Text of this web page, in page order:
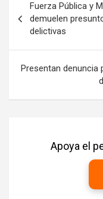
de
entradas
Fuerza Pública y
demuelen
delictivas
Presentan denuncia
Apoya el